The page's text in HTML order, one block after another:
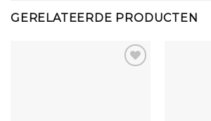
GERELATEERDE PRODUCTEN